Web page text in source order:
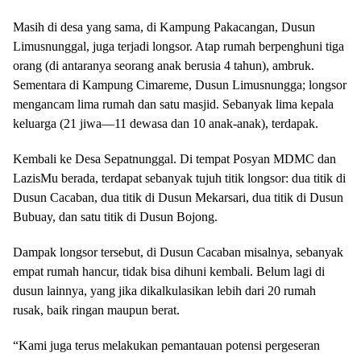
Masih di desa yang sama, di Kampung Pakacangan, Dusun
Limusnunggal, juga terjadi longsor. Atap rumah berpenghuni tiga
orang (di antaranya seorang anak berusia 4 tahun), ambruk.
Sementara di Kampung Cimareme, Dusun Limusnungga; longsor
mengancam lima rumah dan satu masjid. Sebanyak lima kepala
keluarga (21 jiwa—11 dewasa dan 10 anak-anak), terdapak.
Kembali ke Desa Sepatnunggal. Di tempat Posyan MDMC dan
LazisMu berada, terdapat sebanyak tujuh titik longsor: dua titik di
Dusun Cacaban, dua titik di Dusun Mekarsari, dua titik di Dusun
Bubuay, dan satu titik di Dusun Bojong.
Dampak longsor tersebut, di Dusun Cacaban misalnya, sebanyak
empat rumah hancur, tidak bisa dihuni kembali. Belum lagi di
dusun lainnya, yang jika dikalkulasikan lebih dari 20 rumah
rusak, baik ringan maupun berat.
“Kami juga terus melakukan pemantauan potensi pergeseran